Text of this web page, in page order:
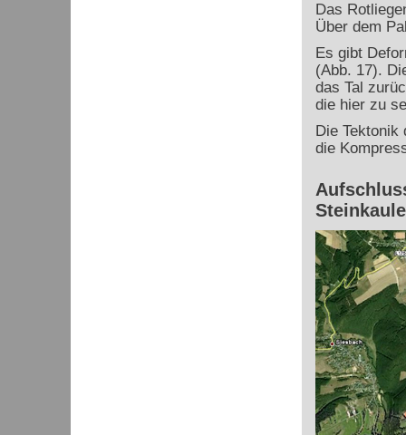
Das
Über dem
Es gibt
(Abb. 17).
das Tal
die hier zu
Die Tektonik
die